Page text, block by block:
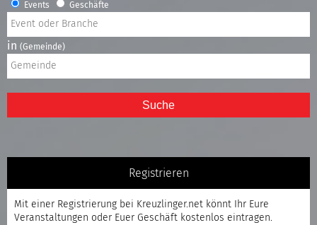
Events Geschäfte
in (Gemeinde)
Suche
Registrieren
Mit einer Registrierung bei Kreuzlinger.net könnt Ihr Eure
Veranstaltungen oder Euer Geschäft kostenlos eintragen.